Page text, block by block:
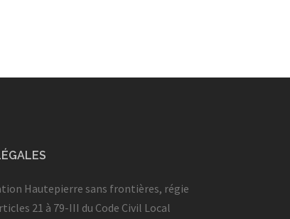
Hautepierre sans frontières, régie
21 à 79-III du Code Civil Local